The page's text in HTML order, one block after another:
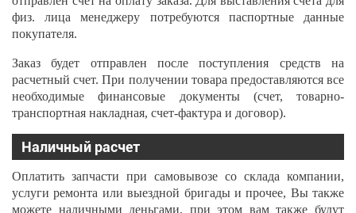
физ. лица менеджеру потребуются паспортные данные
покупателя.
Заказ будет отправлен после поступления средств на
расчетный счет. При получении товара предоставляются все
необходимые финансовые документы (счет, товарно-
транспортная накладная, счет-фактура и договор).
Наличный расчет
Оплатить запчасти при самовывозе со склада компании,
услуги ремонта или выездной бригады и прочее, Вы также
можете наличными деньгами, при этом вам также будут